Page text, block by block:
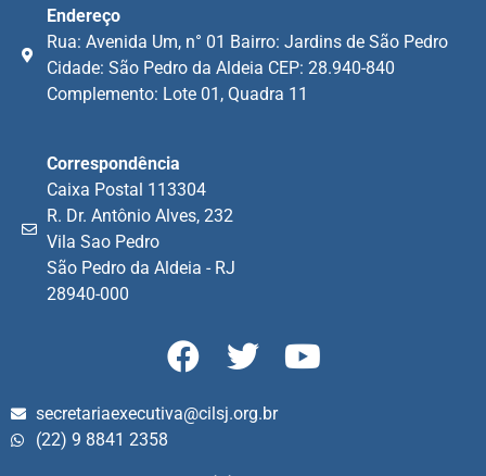
Endereço
Rua: Avenida Um, n° 01 Bairro: Jardins de São Pedro
Cidade: São Pedro da Aldeia CEP: 28.940-840
Complemento: Lote 01, Quadra 11
Correspondência
Caixa Postal 113304
R. Dr. Antônio Alves, 232
Vila Sao Pedro
São Pedro da Aldeia - RJ
28940-000
secretariaexecutiva@cilsj.org.br
(22) 9 8841 2358